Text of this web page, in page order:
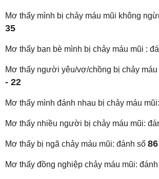
Mơ thấy mình bị chảy máu mũi không
35
Mơ thấy bạn bè mình bị chảy máu mũi :
Mơ thấy người yêu/vợ/chồng bị chảy máu
- 22
Mơ thấy mình đánh nhau bị chảy máu
Mơ thấy nhiều người bị chảy máu mũi:
Mơ thấy bị ngã chảy máu mũi: đánh số
Mơ thấy đồng nghiệp chảy máu mũi: